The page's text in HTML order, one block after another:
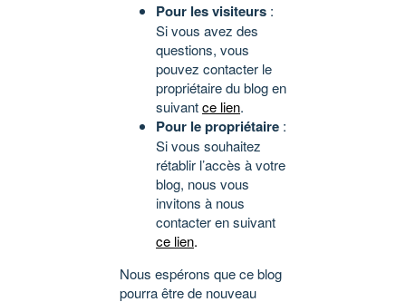
Pour les visiteurs :
Si vous avez des
questions, vous
pouvez contacter le
propriétaire du blog en
suivantce lien.
Pour le propriétaire :
Si vous souhaitez
rétablir l’accès à votre
blog, nous vous
invitons à nous
contacter en suivant
ce lien.
Nous espérons que ce blog
pourra être de nouveau